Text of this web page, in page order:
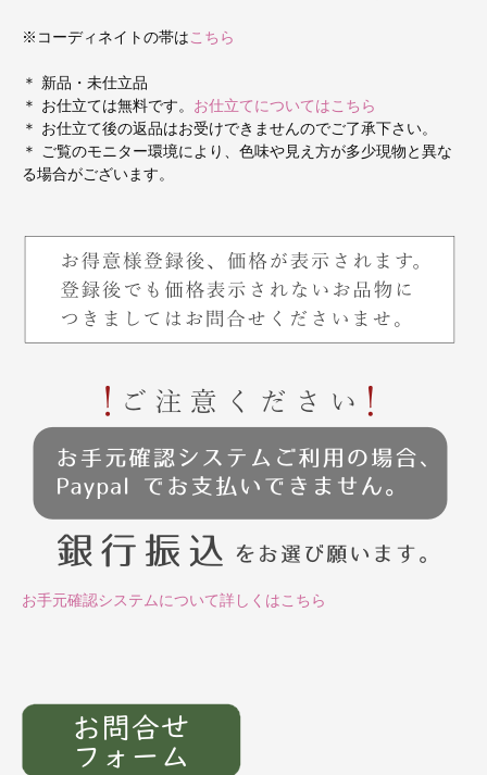
※コーディネイトの帯は こちら
＊ 新品・未仕立品
＊ お仕立ては無料です。 お仕立てについてはこちら
＊ お仕立て後の返品はお受けできませんのでご了承下さい。
＊ ご覧のモニター環境により、色味や見え方が多少現物と異な
る場合がございます。
お手元確認システムについて詳しくはこちら